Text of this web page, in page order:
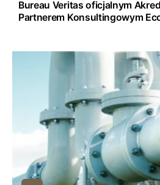
Bureau Veritas oficjalnym
Partnerem Konsultingowym